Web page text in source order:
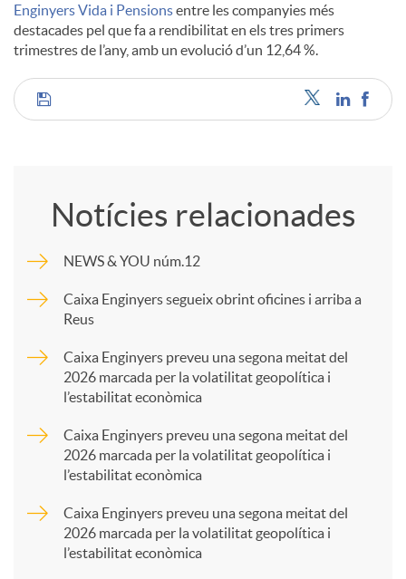
g
u
s
Enginyers Vida i Pensionsentre les companyies més
destacades pel que fa a rendibilitat en els tres primers
trimestres de l’any, amb un evolució d’un 12,64 %.
C
p
a
Notícies relacionades
NEWS & YOU núm.12
Caixa Enginyers segueix obrint oficines i arriba a
Reus
Caixa Enginyers preveu una segona meitat del
2026 marcada per la volatilitat geopolítica i
l’estabilitat econòmica
Caixa Enginyers preveu una segona meitat del
2026 marcada per la volatilitat geopolítica i
l’estabilitat econòmica
Caixa Enginyers preveu una segona meitat del
2026 marcada per la volatilitat geopolítica i
l’estabilitat econòmica